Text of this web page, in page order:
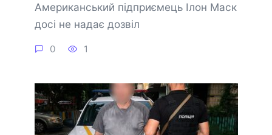
Американський підприємець Ілон Маск
досі не надає дозвіл
0 1